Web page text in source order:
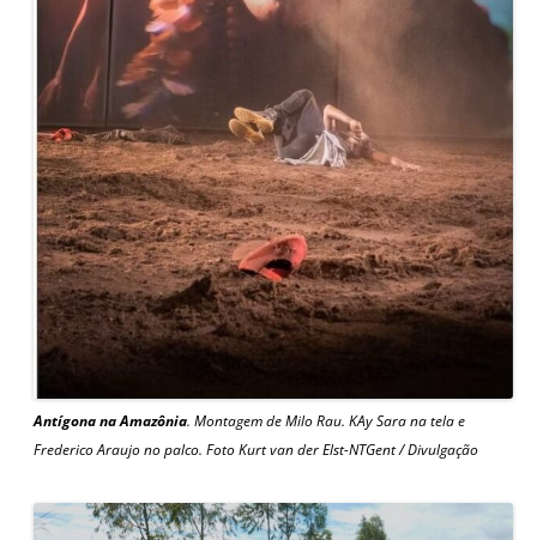
Antígona na Amazônia. Montagem de Milo Rau. KAy Sara na tela e
Frederico Araujo no palco. Foto Kurt van der Elst-NTGent / Divulgação